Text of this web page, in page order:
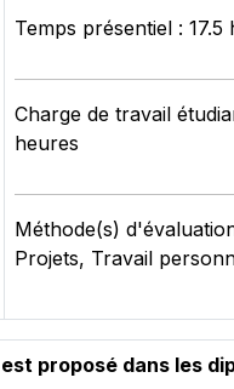
Temps présentiel : 17.5
Charge de travail
heures
Méthode(s)
Projets, Travail
proposé dans les